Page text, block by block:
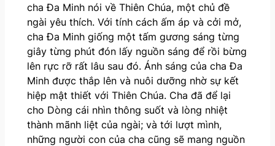
cha Đa Minh nói về Thiên Chúa, một chủ đề
ngài yêu thích. Với tính cách ấm áp và cởi mở,
cha Đa Minh giống một tấm gương sáng từng
giây từng phút đón lấy nguồn sáng để rồi bừng
lên rực rỡ rất lâu sau đó. Ánh sáng của cha Đa
Minh được thắp lên và nuôi dưỡng nhờ sự kết
hiệp mật thiết với Thiên Chúa. Cha đã để lại
cho Dòng cái nhìn thông suốt và lòng nhiệt
thành mãnh liệt của ngài; và tới lượt mình,
những người con của cha cũng sẽ mang nguồn